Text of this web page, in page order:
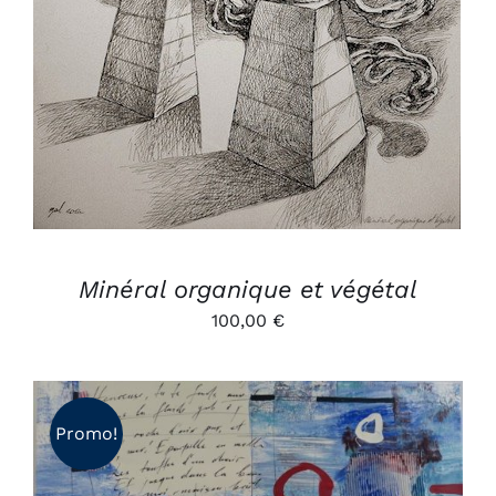
Minéral organique et végétal
100,00 €
Promo!